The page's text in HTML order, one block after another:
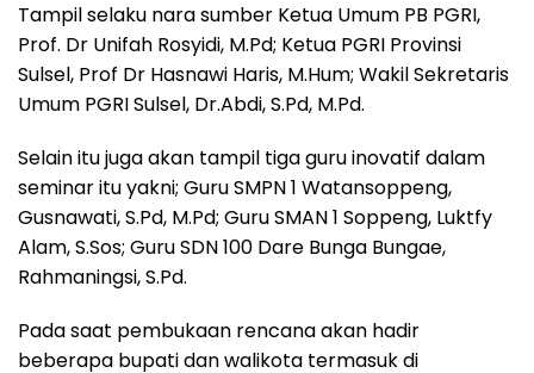
Tampil selaku nara sumber Ketua Umum PB PGRI,
Prof. Dr Unifah Rosyidi, M.Pd; Ketua PGRI Provinsi
Sulsel, Prof Dr Hasnawi Haris, M.Hum; Wakil Sekretaris
Umum PGRI Sulsel, Dr.Abdi, S.Pd, M.Pd.
Selain itu juga akan tampil tiga guru inovatif dalam
seminar itu yakni; Guru SMPN 1 Watansoppeng,
Gusnawati, S.Pd, M.Pd; Guru SMAN 1 Soppeng, Luktfy
Alam, S.Sos; Guru SDN 100 Dare Bunga Bungae,
Rahmaningsi, S.Pd.
Pada saat pembukaan rencana akan hadir
beberapa bupati dan walikota termasuk di